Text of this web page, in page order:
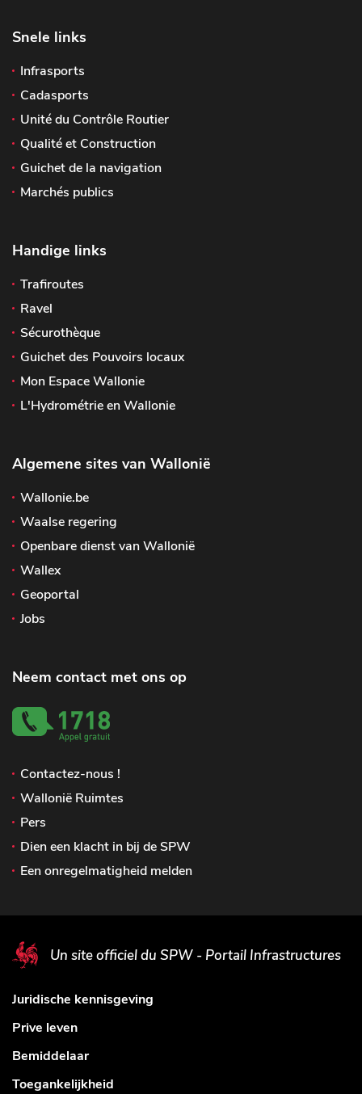
Snele links
Infrasports
Cadasports
Unité du Contrôle Routier
Qualité et Construction
Guichet de la navigation
Marchés publics
Handige links
Trafiroutes
Ravel
Sécurothèque
Guichet des Pouvoirs locaux
Mon Espace Wallonie
L'Hydrométrie en Wallonie
Algemene sites van Wallonië
Wallonie.be
Waalse regering
Openbare dienst van Wallonië
Wallex
Geoportal
Jobs
Neem contact met ons op
Contactez-nous !
Wallonië Ruimtes
Pers
Dien een klacht in bij de SPW
Een onregelmatigheid melden
Un site officiel du SPW - Portail Infrastructures
Juridische kennisgeving
Prive leven
Bemiddelaar
Toegankelijkheid